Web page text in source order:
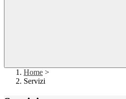
Home >
Servizi